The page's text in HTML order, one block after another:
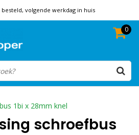
besteld, volgende werkdag in huis
met een 9,8
0
1bi x 28mm knel
schroefbus